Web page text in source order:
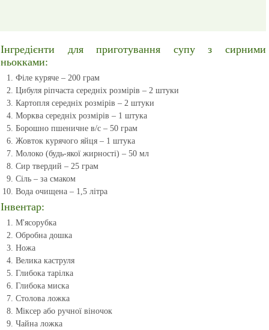
Інгредієнти для приготування супу з сирними
ньокками:
Філе куряче – 200 грам
Цибуля ріпчаста середніх розмірів – 2 штуки
Картопля середніх розмірів – 2 штуки
Морква середніх розмірів – 1 штука
Борошно пшеничне в/с – 50 грам
Жовток курячого яйця – 1 штука
Молоко (будь-якої жирності) – 50 мл
Сир твердий – 25 грам
Сіль – за смаком
Вода очищена – 1,5 літра
Інвентар:
М'ясорубка
Обробна дошка
Ножа
Велика каструля
Глибока тарілка
Глибока миска
Столова ложка
Міксер або ручної віночок
Чайна ложка